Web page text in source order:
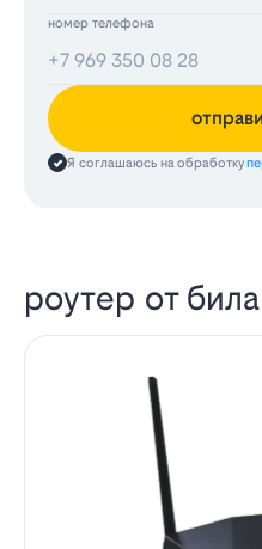
номер телефона
Я соглашаюсь на обработку
роутер от